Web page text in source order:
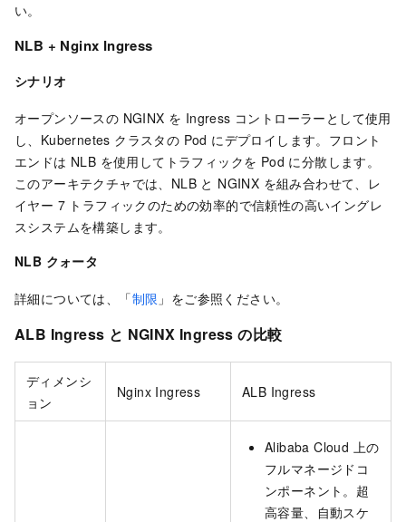
い。
NLB + Nginx Ingress
シナリオ
オープンソースの NGINX を Ingress コントローラーとして使用
し、Kubernetes クラスタの Pod にデプロイします。フロント
エンドは NLB を使用してトラフィックを Pod に分散します。
このアーキテクチャでは、NLB と NGINX を組み合わせて、レ
イヤー 7 トラフィックのための効率的で信頼性の高いイングレ
スシステムを構築します。
NLB クォータ
詳細については、「制限 」をご参照ください。
ALB Ingress と NGINX Ingress の比較
ディメンシ
ョン
Nginx Ingress ALB Ingress
Alibaba Cloud 上の
フルマネージドコ
ンポーネント。超
高容量、自動スケ